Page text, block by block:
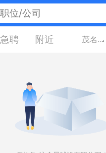
急聘 附近 茂名广东